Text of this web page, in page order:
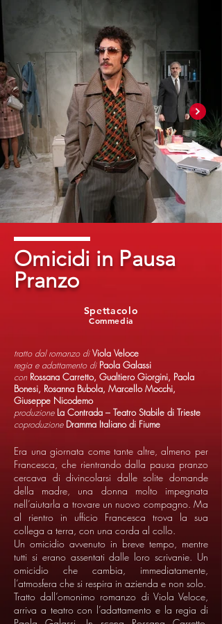
Omicidi in Pausa
Pranzo
Commedia
Spettacolo
tratto dal romanzo di Viola Veloce
regia e adattamento di Paola Galassi
con Rossana Carretto, Gualtiero Giorgini, Paola
Bonesi, Rosanna Bubola, Marcello Mocchi,
Giuseppe Nicodemo
produzione La Contrada – Teatro Stabile di Trieste
coproduzione Dramma Italiano di Fiume
Era una giornata come tante altre, almeno per
Francesca, che rientrando dalla pausa pranzo
cercava di divincolarsi dalle solite domande
della madre, una donna molto impegnata
nell’aiutarla a trovare un nuovo compagno. Ma
al rientro in ufficio Francesca trova la sua
collega a terra, con una corda al collo.
Un omicidio avvenuto in breve tempo, mentre
tutti si erano assentati dalle loro scrivanie. Un
omicidio che cambia, immediatamente,
l’atmosfera che si respira in azienda e non solo.
Tratto dall’omonimo romanzo di Viola Veloce,
arriva a teatro con l’adattamento e la regia di